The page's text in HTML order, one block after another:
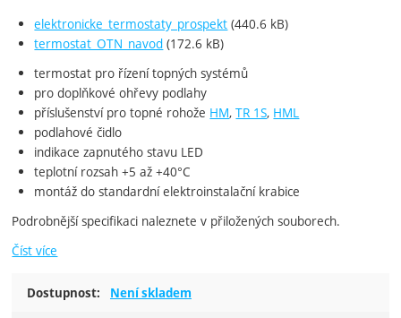
elektronicke_termostaty_prospekt (440.6 kB)
termostat_OTN_navod (172.6 kB)
termostat pro řízení topných systémů
pro doplňkové ohřevy podlahy
příslušenství pro topné rohože HM,TR 1S, HML
podlahové čidlo
indikace zapnutého stavu LED
teplotní rozsah +5 až +40°C
montáž do standardní elektroinstalační krabice
Podrobnější specifikaci naleznete v přiložených souborech.
Číst více
Dostupnost: Není skladem